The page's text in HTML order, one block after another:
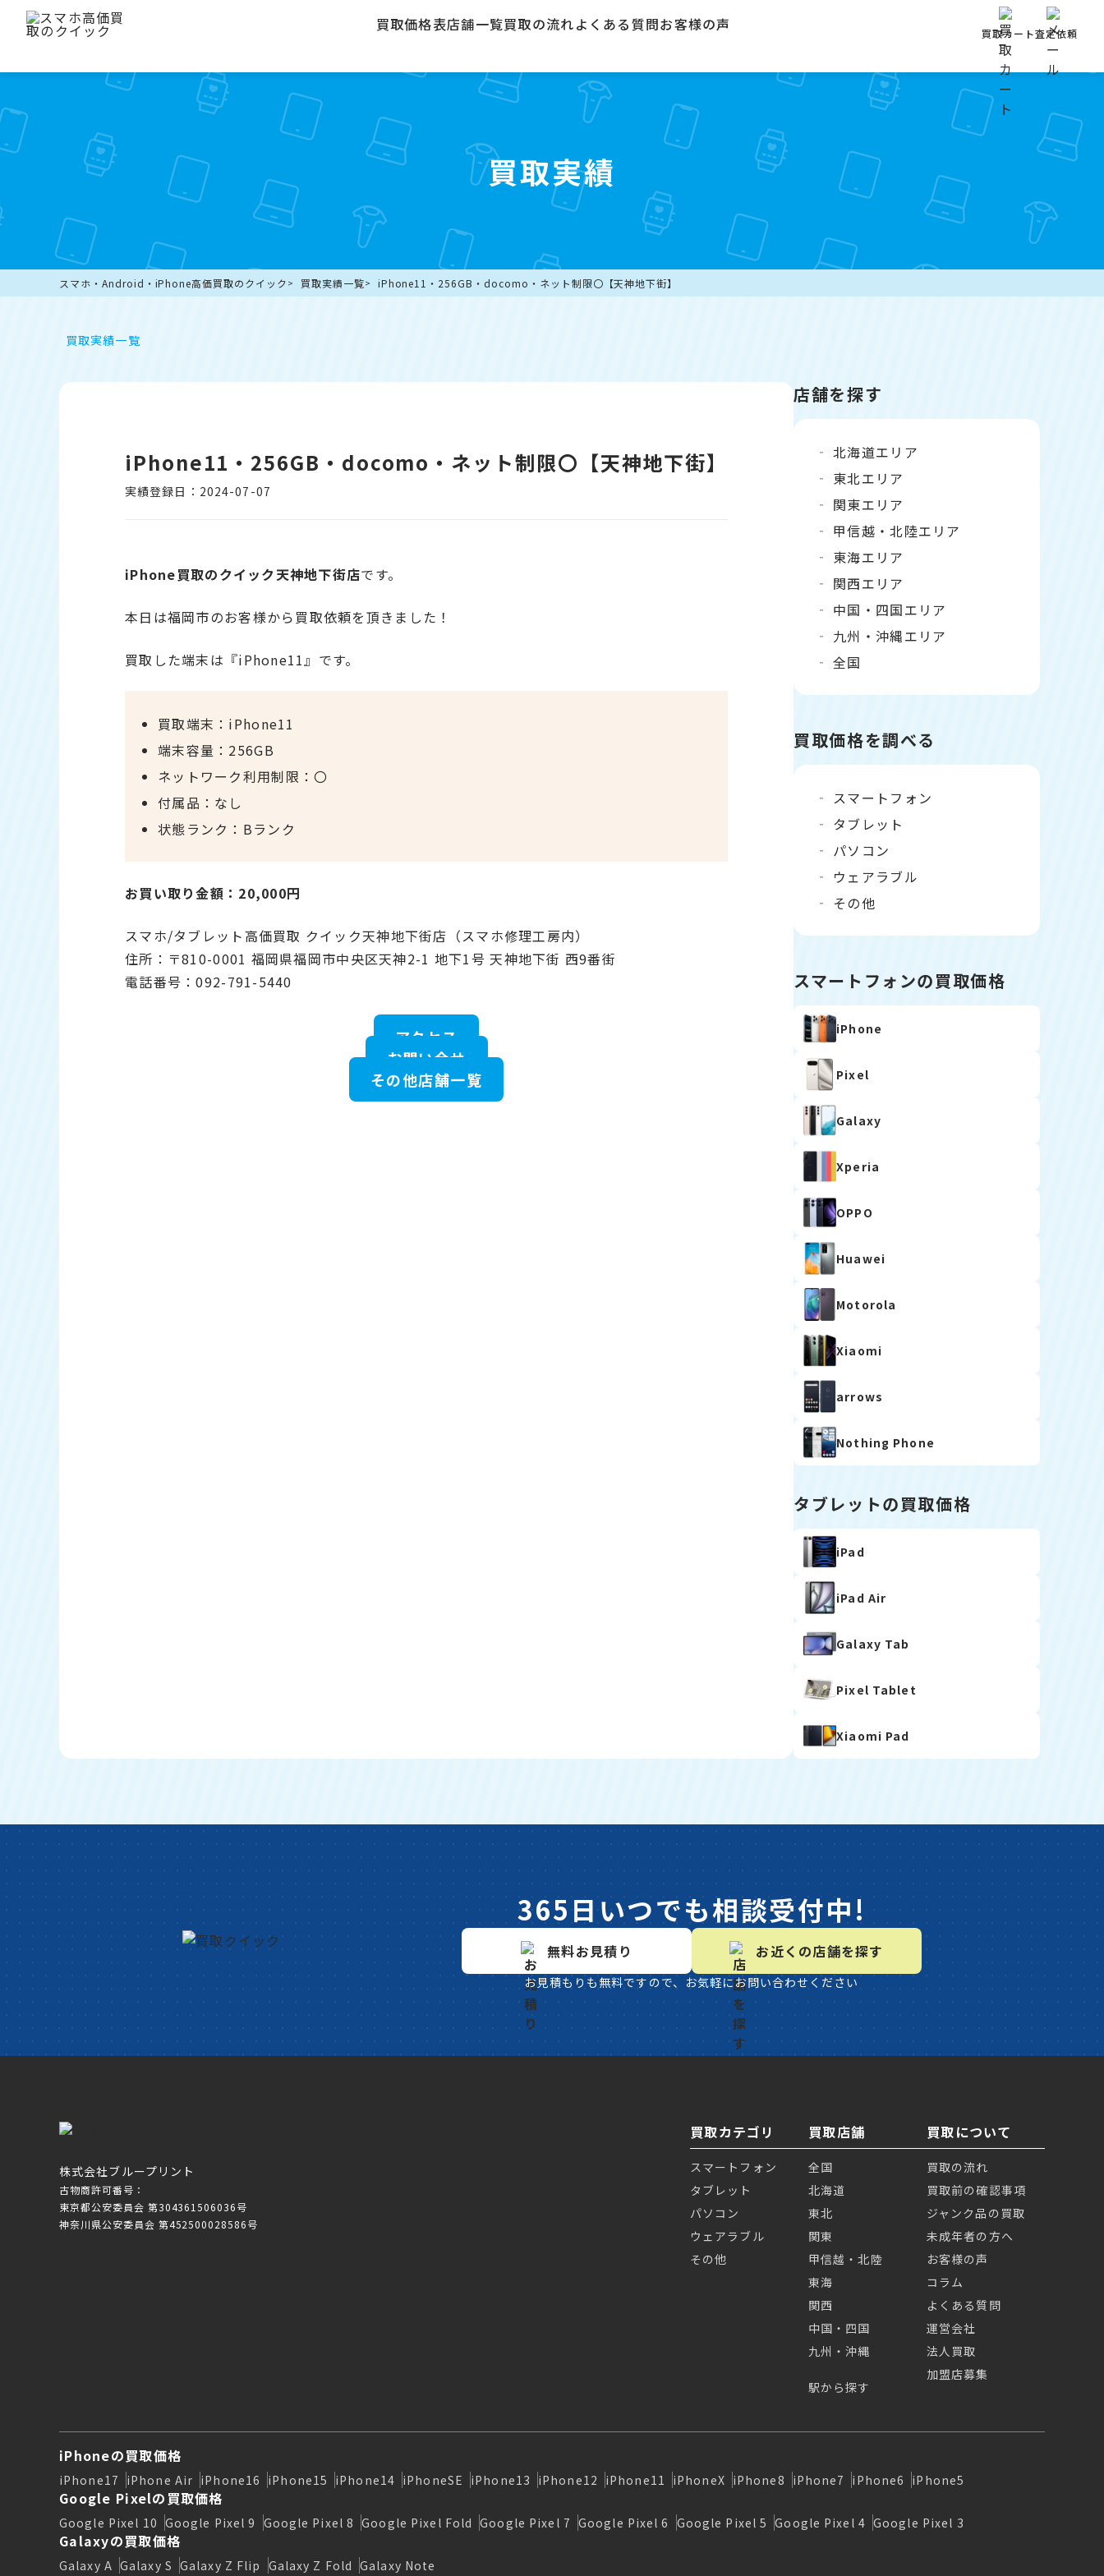
買取価格表店舗一覧買取の流れよくある質問お客様の声 買取カート査定依頼
買取実績
スマホ・Android・iPhone高価買取のクイック 買取実績一覧 iPhone11・256GB・docomo・ネット制限〇【天神地下街】
買取実績一覧
iPhone11・256GB・docomo・ネット制限〇【天神地下街】
実績登録日：2024-07-07
iPhone買取のクイック天神地下街店です。
本日は福岡市のお客様から買取依頼を頂きました！
買取した端末は『iPhone11』です。
買取端末：iPhone11
端末容量：256GB
ネットワーク利用制限：〇
付属品：なし
状態ランク：Bランク
お買い取り金額：20,000円
スマホ/タブレット高価買取 クイック天神地下街店（スマホ修理工房内）
住所：〒810-0001 福岡県福岡市中央区天神2-1 地下1号 天神地下街 西9番街
電話番号：092-791-5440
アクセス
お問い合せ
その他店舗一覧
店舗を探す
北海道エリア
東北エリア
関東エリア
甲信越・北陸エリア
東海エリア
関西エリア
中国・四国エリア
九州・沖縄エリア
全国
買取価格を調べる
スマートフォン
タブレット
パソコン
ウェアラブル
その他
スマートフォンの買取価格
iPhone
Pixel
Galaxy
Xperia
OPPO
Huawei
Motorola
Xiaomi
arrows
Nothing Phone
タブレットの買取価格
iPad
iPad Air
Galaxy Tab
Pixel Tablet
Xiaomi Pad
365日いつでも相談受付中!
無料お見積り お近くの店舗を探す
お見積もりも無料ですので、お気軽にお問い合わせください
株式会社ブループリント
古物商許可番号：
東京都公安委員会 第304361506036号
神奈川県公安委員会 第452500028586号
買取カテゴリ
スマートフォン
タブレット
パソコン
ウェアラブル
その他
買取店舗
全国
北海道
東北
関東
甲信越・北陸
東海
関西
中国・四国
九州・沖縄
駅から探す
買取について
買取の流れ
買取前の確認事項
ジャンク品の買取
未成年者の方へ
お客様の声
コラム
よくある質問
運営会社
法人買取
加盟店募集
iPhoneの買取価格
iPhone17 iPhone Air iPhone16 iPhone15 iPhone14 iPhoneSE iPhone13 iPhone12 iPhone11 iPhoneX iPhone8 iPhone7 iPhone6 iPhone5
Google Pixelの買取価格
Google Pixel 10 Google Pixel 9 Google Pixel 8 Google Pixel Fold Google Pixel 7 Google Pixel 6 Google Pixel 5 Google Pixel 4 Google Pixel 3
Galaxyの買取価格
Galaxy A Galaxy S Galaxy Z Flip Galaxy Z Fold Galaxy Note